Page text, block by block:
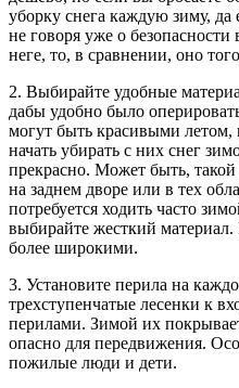
уборку снега каждую зиму, да
не говоря уже о
неге, то, в сравнении, оно
2. Выбирайте удобные
дабы удобно было
могут быть красивыми летом,
начать убирать с них снег
прекрасно. Может быть, такой
на заднем дворе или в тех
потребуется ходить часто
выбирайте жесткий материал.
более широкими.
3. Установите перила на
трехступенчатые лесенки к
перилами. Зимой их
опасно для передвижения.
пожилые люди и дети.